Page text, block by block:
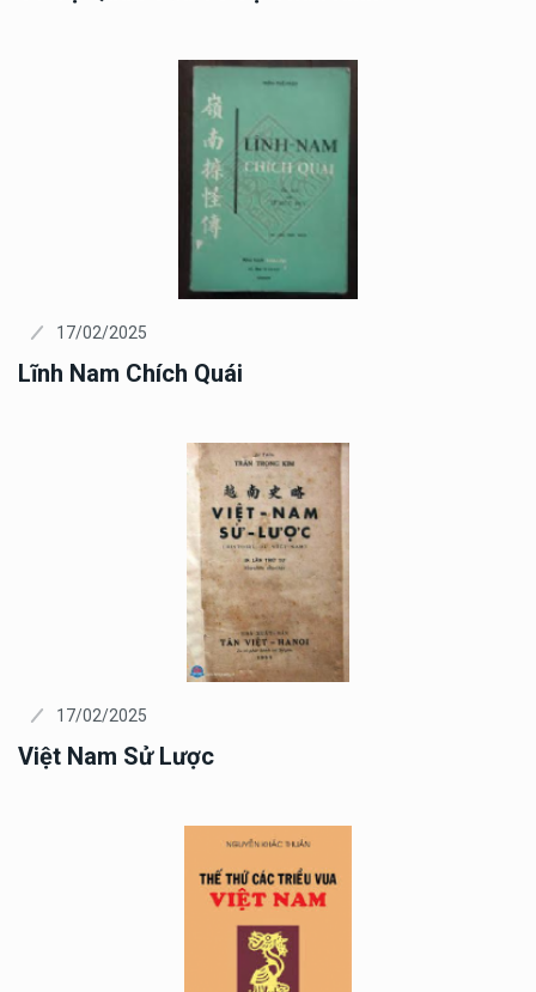
17/02/2025
Lĩnh Nam Chích Quái
17/02/2025
Việt Nam Sử Lược